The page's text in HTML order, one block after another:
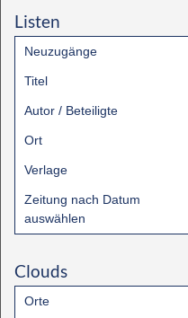
Listen
Neuzugänge
Titel
Autor / Beteiligte
Ort
Verlage
Zeitung nach Datum
auswählen
Clouds
Orte